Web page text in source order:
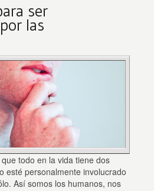
ser
las
todo en la vida tiene dos
esté personalmente involucrado
Así somos los humanos, nos